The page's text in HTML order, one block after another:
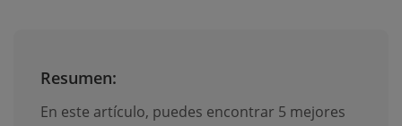
Resumen:
En este artículo, puedes encontrar 5 mejores